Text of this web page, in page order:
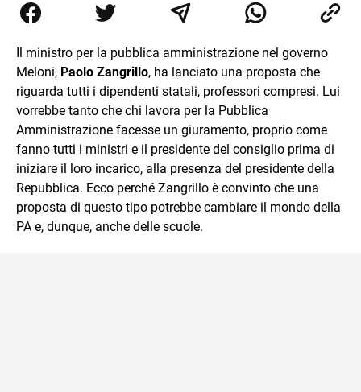
collaborato con grandi gruppi editoriali e agenzie di
comunicazione specializzandosi nella scrittura di articoli
Il ministro per la pubblica amministrazione nel governo
Meloni, Paolo Zangrillo, ha lanciato una proposta che
riguarda tutti i dipendenti statali, professori compresi. Lui
vorrebbe tanto che chi lavora per la Pubblica
Amministrazione facesse un giuramento, proprio come
fanno tutti i ministri e il presidente del consiglio prima di
iniziare il loro incarico, alla presenza del presidente della
Repubblica. Ecco perché Zangrillo è convinto che una
proposta di questo tipo potrebbe cambiare il mondo della
PA e, dunque, anche delle scuole.